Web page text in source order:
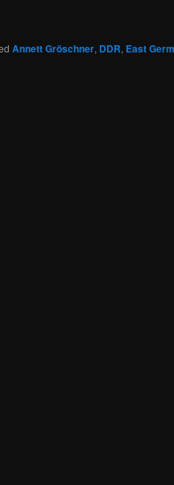
Annett Gröschner, DDR, East